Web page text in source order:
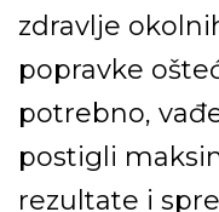
zdravlje
popravke
potrebno,
postigli
rezultate i